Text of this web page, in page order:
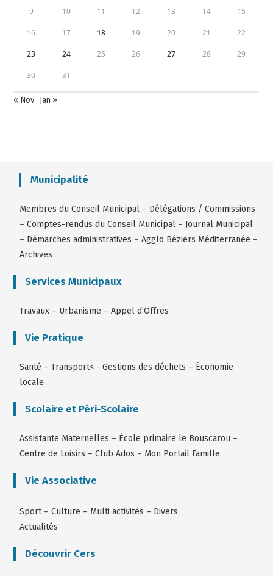
9 10 11 12 13 14 15
16 17 18 19 20 21 22
23 24 25 26 27 28 29
30 31
« Nov Jan »
Municipalité
Membres du Conseil Municipal – Délégations / Commissions
–Comptes-rendus du Conseil Municipal – Journal Municipal
– Démarches administratives –Agglo Béziers Méditerranée –
Archives
Services Municipaux
Travaux – Urbanisme –Appel d’Offres
Vie Pratique
Santé –Transport< -Gestions des déchets – Économie
locale
Scolaire et Péri-Scolaire
Assistante Maternelles – École primaire le Bouscarou –
Centre de Loisirs –Club Ados – Mon Portail Famille
Vie Associative
Sport –Culture – Multi activités – Divers
Actualités
Découvrir Cers